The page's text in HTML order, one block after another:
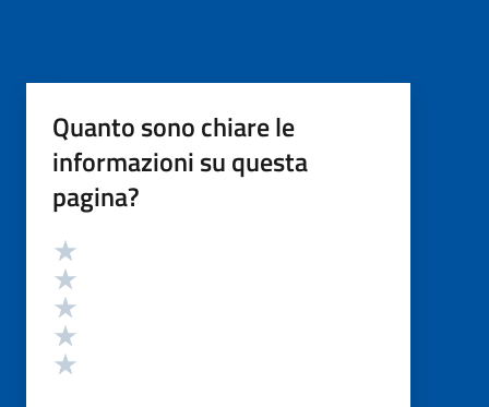
Quanto sono chiare le
informazioni su questa
pagina?
Valutazione